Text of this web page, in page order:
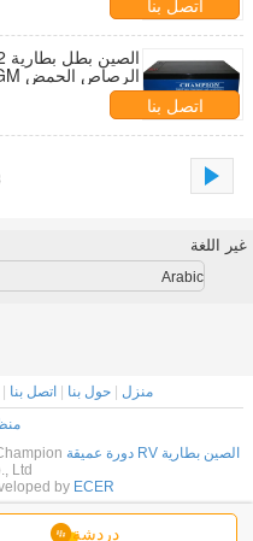
اتصل بنا
الرصاص الحمض AGM بطارية VRLA بطارية SLA
اتصل بنا
دردشة
غير اللغة
Arabic
منزل |حول بنا اتصل بنا
الصين بطارية RV دورة عميقة supplier.
Ltd.
by ECER